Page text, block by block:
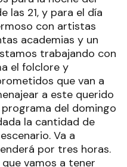
las 21, y para el día
con artistas
academias y un
trabajando con
el folclore y
que van a
a este querido
del domingo
la cantidad de
Va a
por tres horas.
vamos a tener